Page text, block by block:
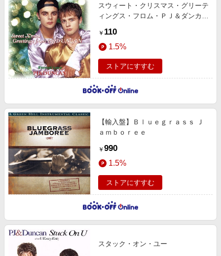
スウィート・クリスマス・グリーテ
ィングス・フロム・ＰＪ＆ダンカン
￥ 110
1.5%
ストアにすすむ
【輸入盤】Ｂｌｕｅｇｒａｓｓ Ｊ
ａｍｂｏｒｅｅ
￥ 990
1.5%
ストアにすすむ
スタック・オン・ユー